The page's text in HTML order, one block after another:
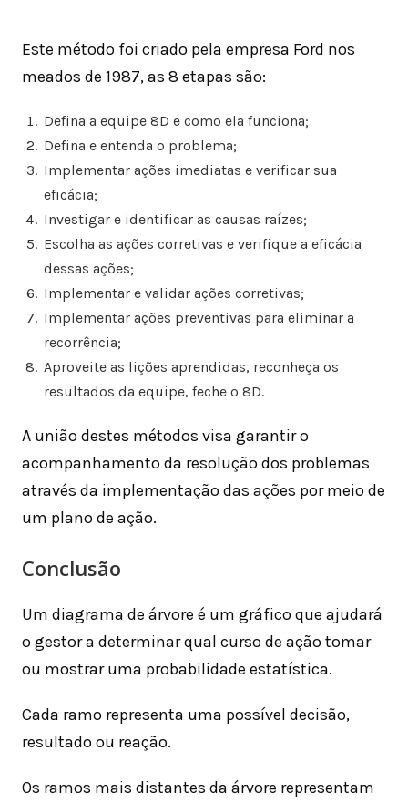
Este método foi criado pela empresa Ford nos
meados de 1987, as 8 etapas são:
Defina a equipe 8D e como ela funciona;
Defina e entenda o problema;
Implementar ações imediatas e verificar sua
eficácia;
Investigar e identificar as causas raízes;
Escolha as ações corretivas e verifique a eficácia
dessas ações;
Implementar e validar ações corretivas;
Implementar ações preventivas para eliminar a
recorrência;
Aproveite as lições aprendidas, reconheça os
resultados da equipe, feche o 8D.
A união destes métodos visa garantir o
acompanhamento da resolução dos problemas
através da implementação das ações por meio de
um plano de ação.
Conclusão
Um diagrama de árvore é um gráfico que ajudará
o gestor a determinar qual curso de ação tomar
ou mostrar uma probabilidade estatística.
Cada ramo representa uma possível decisão,
resultado ou reação.
Os ramos mais distantes da árvore representam